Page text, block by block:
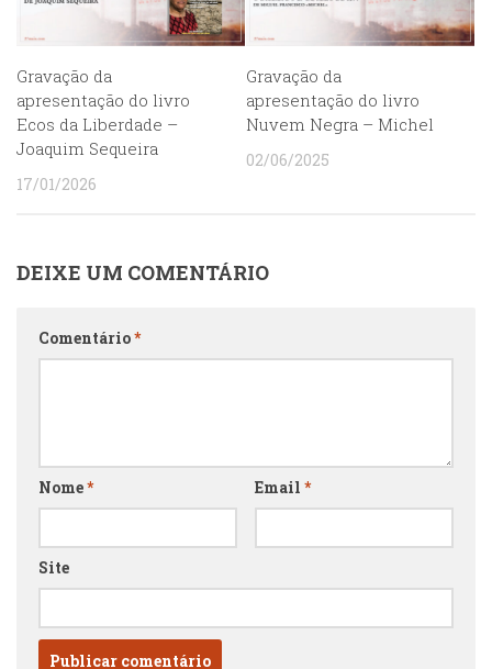
Gravação da
apresentação do livro
Ecos da Liberdade –
Joaquim Sequeira
17/01/2026
Gravação da
apresentação do livro
Nuvem Negra – Michel
02/06/2025
DEIXE UM COMENTÁRIO
Comentário*
Nome* Email *
Site